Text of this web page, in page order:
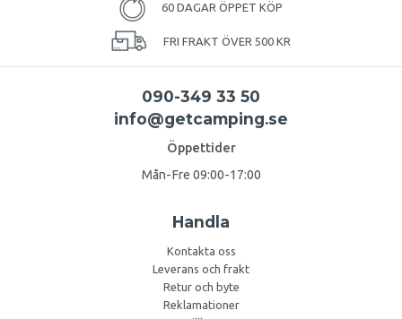
60 DAGAR ÖPPET KÖP
FRI FRAKT ÖVER 500 KR
090-349 33 50
info@getcamping.se
Öppettider
Mån-Fre 09:00-17:00
Handla
Kontakta oss
Leverans och frakt
Retur och byte
Reklamationer